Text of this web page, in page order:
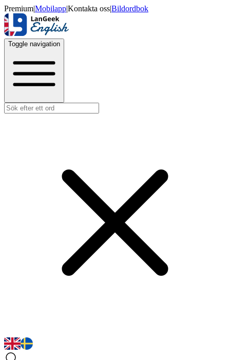
Premium|Mobilapp|Kontakta oss|Bildordbok
Toggle navigation